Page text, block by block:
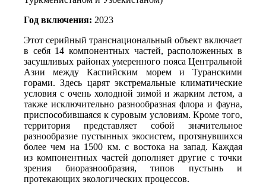
Год включения: 2023
Этот серийный транснациональный объект включает
в себя 14 компонентных частей, расположенных в
засушливых районах умеренного пояса Центральной
Азии между Каспийским морем и Туранскими
горами. Здесь царят экстремальные климатические
условия с очень холодной зимой и жарким летом, а
также исключительно разнообразная флора и фауна,
приспособившаяся к суровым условиям. Кроме того,
территория представляет собой значительное
разнообразие пустынных экосистем, протянувшихся
более чем на 1500 км. с востока на запад. Каждая
из компонентных частей дополняет другие с точки
зрения биоразнообразия, типов пустынь и
протекающих экологических процессов.